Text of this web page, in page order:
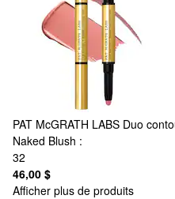
PAT McGRATH LABS Duo
Naked Blush :
32
46,00 $
Afficher plus de produits